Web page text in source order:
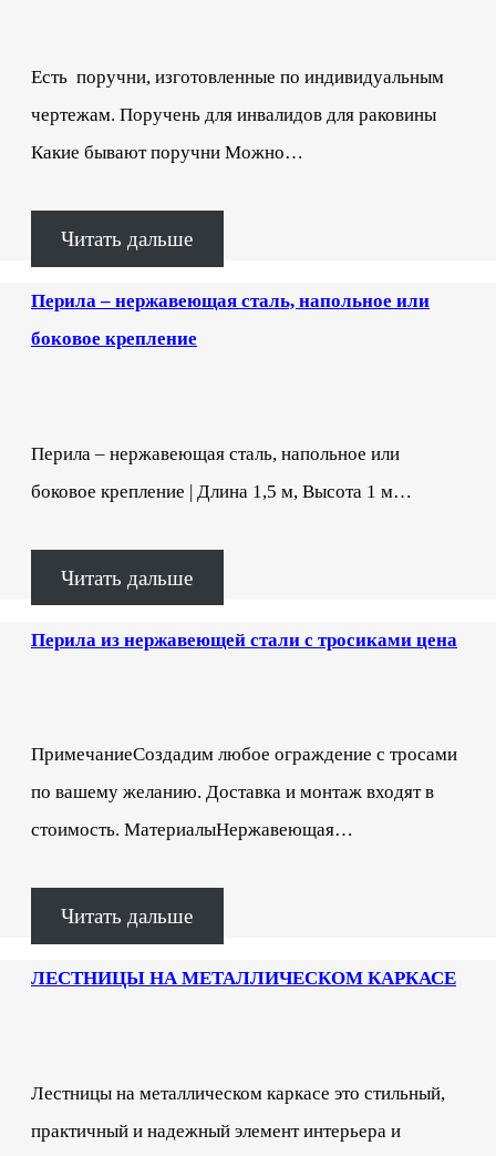
Есть поручни, изготовленные по индивидуальным
чертежам. Поручень для инвалидов для раковины
Какие бывают поручни Можно…
Читать дальше
Перила – нержавеющая сталь, напольное или
боковое крепление
Перила – нержавеющая сталь, напольное или
боковое крепление | Длина 1,5 м, Высота 1 м…
Читать дальше
Перила из нержавеющей стали с тросиками цена
ПримечаниеСоздадим любое ограждение с тросами
по вашему желанию. Доставка и монтаж входят в
стоимость. МатериалыНержавеющая…
Читать дальше
ЛЕСТНИЦЫ НА МЕТАЛЛИЧЕСКОМ КАРКАСЕ
Лестницы на металлическом каркасе это стильный,
практичный и надежный элемент интерьера и